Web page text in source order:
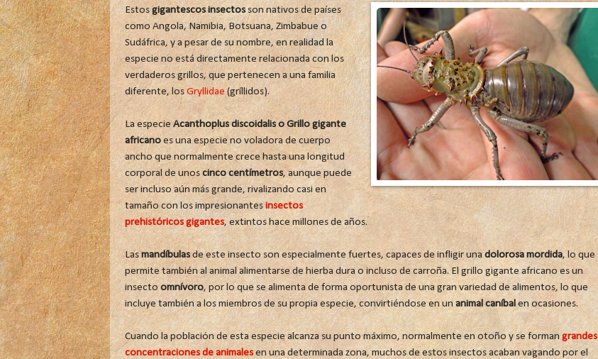
Estosgigantescos insectosson nativos de países
como Angola, Namibia, Botsuana, Zimbabue o
Sudáfrica, y a pesar de su nombre, en realidad la
especie no está directamente relacionada con los
verdaderos grillos, que pertenecen a una familia
diferente, losGryllidae(gríllidos).
La especie Acanthoplus discoidalis o Grillo gigante
africanoes una especie no voladora de cuerpo
ancho que normalmente crece hasta una longitud
corporal de unoscinco centímetros, aunque puede
ser incluso aún más grande, rivalizando casi en
tamaño con los impresionantesinsectos
prehistóricos gigantes, extintos hace millones de años.
Lasmandíbulasde este insecto son especialmente fuertes, capaces de infligir unadolorosa mordida, lo que
permite también al animal alimentarse de hierba dura o incluso de carroña. El grillo gigante africano es un
insectoomnívoro, por lo que se alimenta de forma oportunista de una gran variedad de alimentos, lo que
incluye también a los miembros de su propia especie, convirtiéndose en unanimal caníbalen ocasiones.
Cuando la población de esta especie alcanza su punto máximo, normalmente en otoño y se formangrandes
concentraciones de animalesen una determinada zona, muchos de estos insectos acaban vagando por el